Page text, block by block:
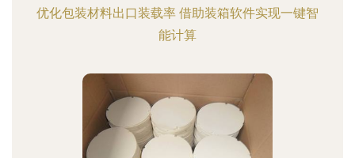
优化包装材料出口装载率 借助装箱软件实现一键智
能计算